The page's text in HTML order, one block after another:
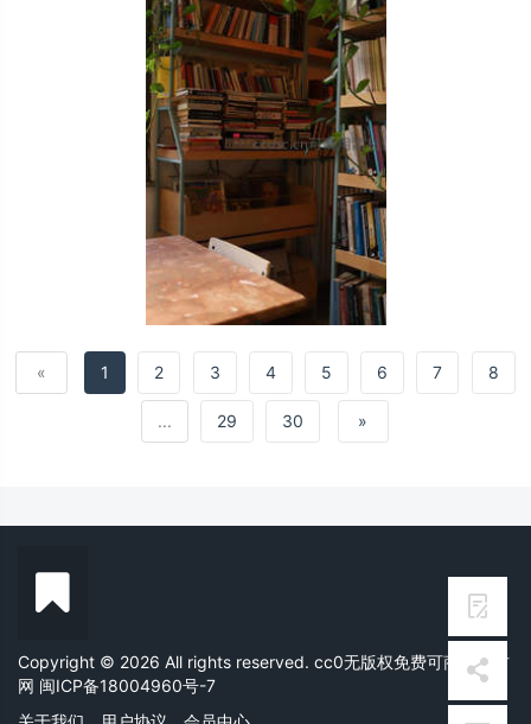
« 1 2 3 4 5 6 7 8
... 29 30 »
Copyright © 2026 All rights reserved. cc0无版权免费可商用素材
网 闽ICP备18004960号-7